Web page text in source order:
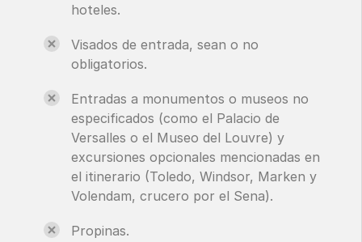
hoteles.
Visados de entrada, sean o no
obligatorios.
Entradas a monumentos o museos no
especificados (como el Palacio de
Versalles o el Museo del Louvre) y
excursiones opcionales mencionadas en
el itinerario (Toledo, Windsor, Marken y
Volendam, crucero por el Sena).
Propinas.